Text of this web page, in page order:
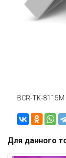
BCR-TK-8115M
Для данного